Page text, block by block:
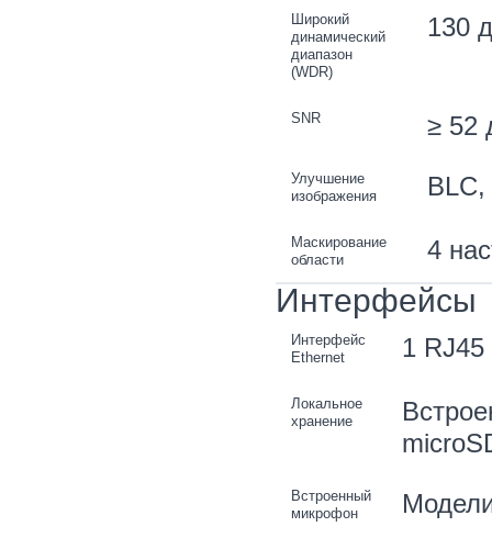
Широкий
динамический
диапазон
(WDR)
130
SNR ≥ 52
Улучшение
изображения
Маскирование
области
4
Интерфейсы
Интерфейс
Ethernet
1
Локальное
хранение
Встроенный
микрофон